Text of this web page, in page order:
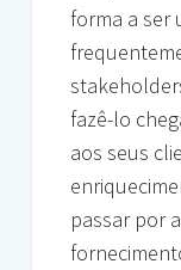
forma a ser
fazê-lo
aos seus
passar por